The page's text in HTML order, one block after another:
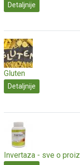
Detaljnije
Gluten
Detaljnije
Invertaza - sve o